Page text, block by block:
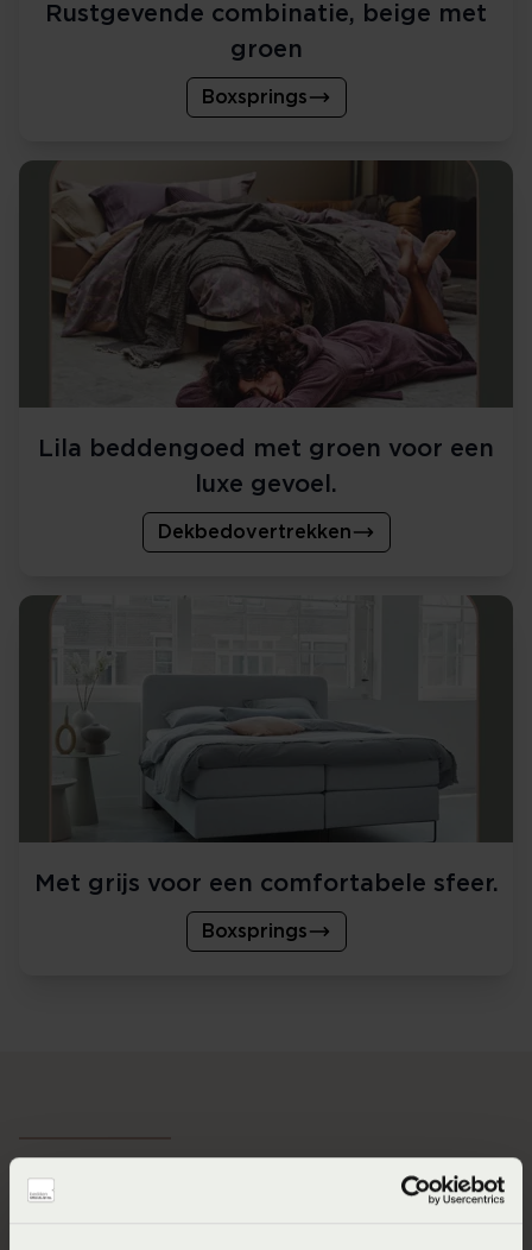
Rustgevende combinatie, beige met
groen
Boxsprings
Lila beddengoed met groen voor een
luxe gevoel.
Dekbedovertrekken
Met grijs voor een comfortabele sfeer.
Boxsprings
Je eigen groene droombed!